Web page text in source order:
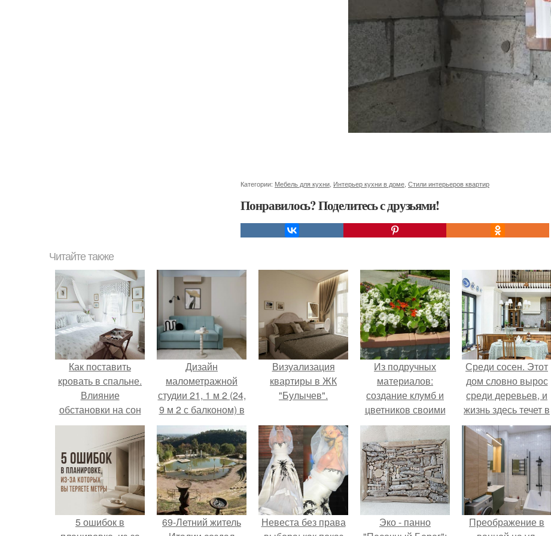
Категории: Мебель для кухни Интерьер кухни в доме Стили интерьеров квартир
Понравилось? Поделитесь с друзьями!
Читайте также
Как поставить
кровать в спальне.
Влияние
обстановки на сон
Дизайн
малометражной
студии 21, 1 м 2 (24,
9 м 2 с балконом) в
Краснодаре.
Визуализация
квартиры в ЖК
"Булычев".
Из подручных
материалов:
создание клумб и
цветников своими
руками
Среди сосен. Этот
дом словно вырос
среди деревьев, и
жизнь здесь течет в
собственном ритме
- спокойно, без
спешки и лишнего
шума.
5 ошибок в
69-Летний житель
Невеста без права
Эко - панно
Преображение в